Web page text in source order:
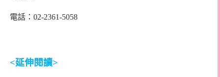
電話：02-2361-5058
<延伸閱讀>